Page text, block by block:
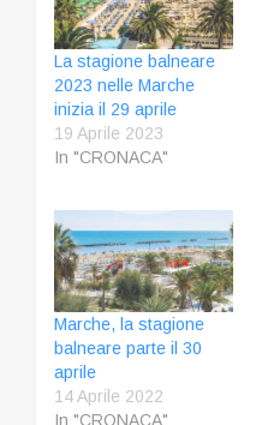
La stagione balneare
2023 nelle Marche
inizia il 29 aprile
19 Aprile 2023
In "CRONACA"
Marche, la stagione
balneare parte il 30
aprile
14 Aprile 2022
In "CRONACA"